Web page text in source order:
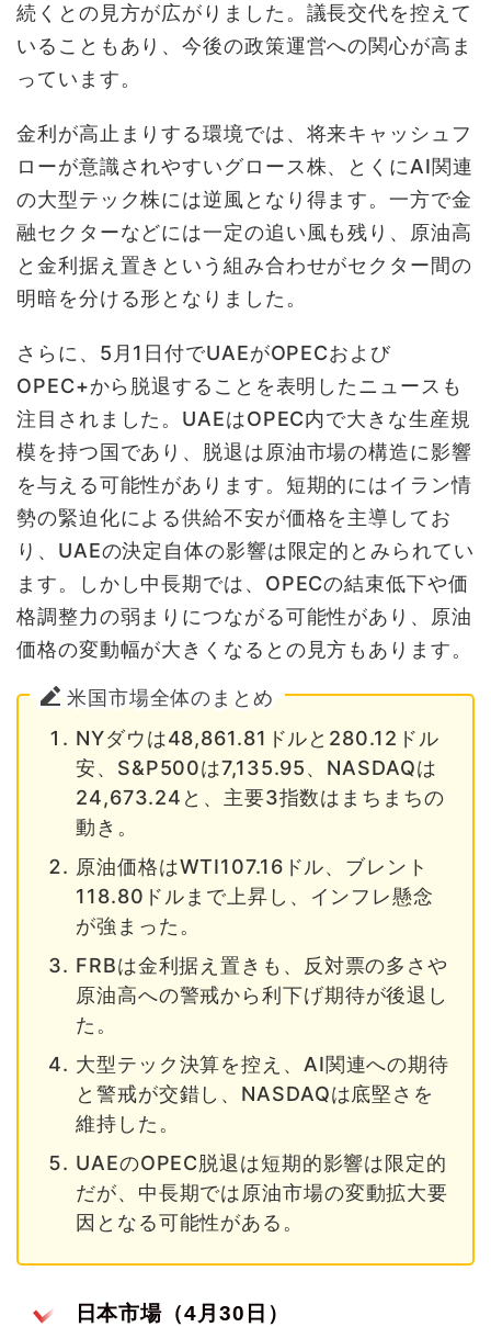
続くとの見方が広がりました。議長交代を控えて
いることもあり、今後の政策運営への関心が高ま
っています。
金利が高止まりする環境では、将来キャッシュフ
ローが意識されやすいグロース株、とくにAI関連
の大型テック株には逆風となり得ます。一方で金
融セクターなどには一定の追い風も残り、原油高
と金利据え置きという組み合わせがセクター間の
明暗を分ける形となりました。
さらに、5月1日付でUAEがOPECおよび
OPEC+から脱退することを表明したニュースも
注目されました。UAEはOPEC内で大きな生産規
模を持つ国であり、脱退は原油市場の構造に影響
を与える可能性があります。短期的にはイラン情
勢の緊迫化による供給不安が価格を主導してお
り、UAEの決定自体の影響は限定的とみられてい
ます。しかし中長期では、OPECの結束低下や価
格調整力の弱まりにつながる可能性があり、原油
価格の変動幅が大きくなるとの見方もあります。
米国市場全体のまとめ
NYダウは48,861.81ドルと280.12ドル
安、S&P500は7,135.95、NASDAQは
24,673.24と、主要3指数はまちまちの
動き。
原油価格はWTI107.16ドル、ブレント
118.80ドルまで上昇し、インフレ懸念
が強まった。
FRBは金利据え置きも、反対票の多さや
原油高への警戒から利下げ期待が後退し
た。
大型テック決算を控え、AI関連への期待
と警戒が交錯し、NASDAQは底堅さを
維持した。
UAEのOPEC脱退は短期的影響は限定的
だが、中長期では原油市場の変動拡大要
因となる可能性がある。
日本市場（4月30日）